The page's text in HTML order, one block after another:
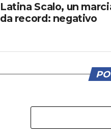
Latina Scalo, un
da record: negativo